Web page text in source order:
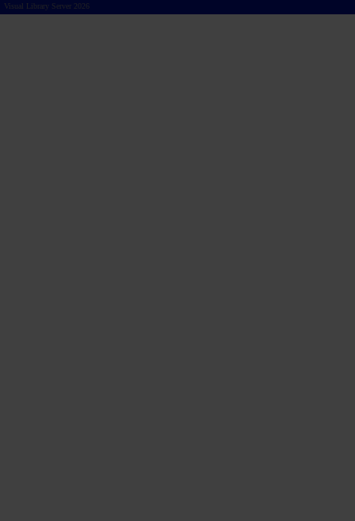
Visual Library Server 2026